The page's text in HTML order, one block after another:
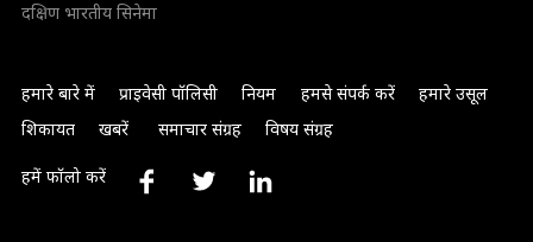
दक्षिण भारतीय सिनेमा
हमारे बारे में प्राइवेसी पॉलिसी नियम हमसे संपर्क करें
हमारे उसूल
शिकायत
खबरें समाचार संग्रह विषय संग्रह
हमें फॉलो करें